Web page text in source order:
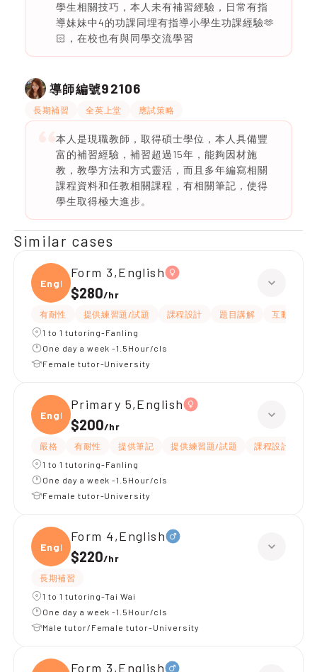
學生相關技巧，本人未有補習經驗，日常有指
導妹妹中4的功課同埋有指導小學生功課經驗🫶
🏻，在校也有與同學交流學習
導師編號92106
長期補習 全英上堂 應試策略
本人是現職教師，取得碩士學位，本人具備豐
富的補習經驗，補習超過15年，能夠因材施
教，教學方法和方式靈活，而且多年編寫相關
課程資料和任教相關課程，有相關筆記，使得
學生取得極大進步。
Similar cases
Engli
Form 3,English
$280/hr
有耐性 提供練習題/試題 課程設計 題目講解
互動教學
1 to 1 tutoring-Fanling
One day a week -1.5Hour/cls
Female tutor-University
Engli
Primary 5,English
$200/hr
嚴格 有耐性 提供筆記 提供練習題/試題 課程設計
1 to 1 tutoring-Fanling
One day a week -1.5Hour/cls
Female tutor-University
Engli
Form 4,English
$220/hr
長期補習
1 to 1 tutoring-Tai Wai
One day a week -1.5Hour/cls
Male tutor/Female tutor-University
Form 3,English